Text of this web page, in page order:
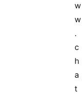
w
w
.
c
h
a
t